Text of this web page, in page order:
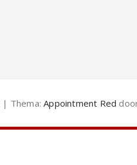
| Thema:Appointment Red